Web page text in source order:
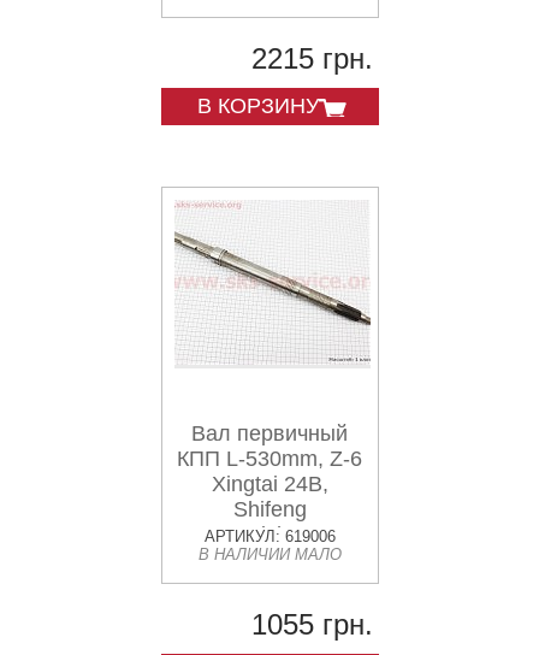
2215 грн.
В КОРЗИНУ
Вал первичный
КПП L-530mm, Z-6
Xingtai 24B,
Shifeng
244,Taishan 24
(12.37.105)
АРТИКУЛ: 619006
В НАЛИЧИИ МАЛО
1055 грн.